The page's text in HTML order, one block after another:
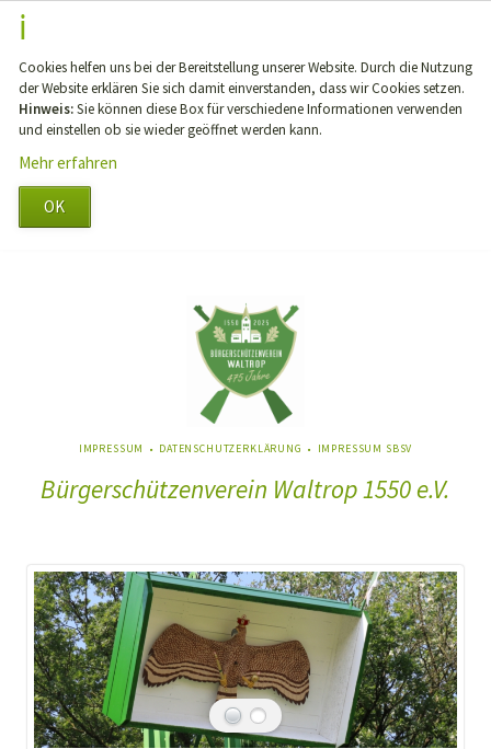
Cookies helfen uns bei der Bereitstellung unserer Website. Durch die Nutzung
der Website erklären Sie sich damit einverstanden, dass wir Cookies setzen.
Hinweis:Sie können diese Box für verschiedene Informationen verwenden
und einstellen ob sie wieder geöffnet werden kann.
Mehr erfahren
OK
NAVIGATION
IMPRESSUM DATENSCHUTZERKLÄRUNG IMPRESSUM SBSV
Bürgerschützenverein Waltrop 1550 e.V.